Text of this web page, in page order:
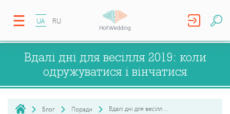
UA RU
Вдалі дні для весілля 2019: коли
одружуватися і вінчатися
Блог Поради